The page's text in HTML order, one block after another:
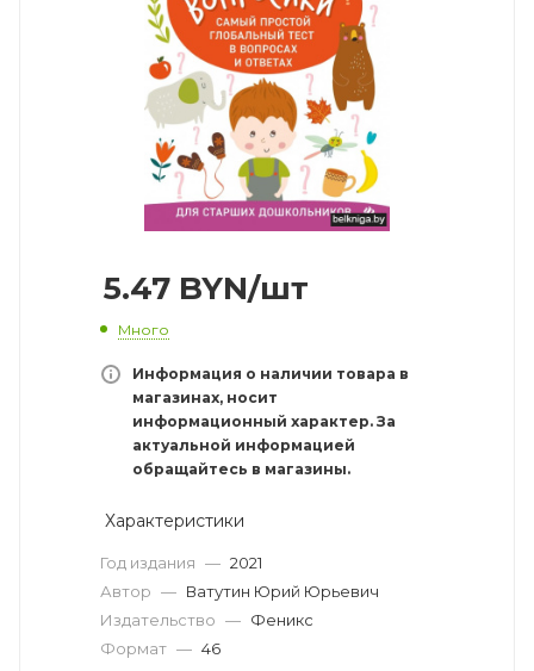
5.47 BYN/шт
Много
Информация о наличии товара в
магазинах, носит
информационный характер. За
актуальной информацией
обращайтесь в магазины.
Характеристики
Год издания — 2021
Автор — Ватутин Юрий Юрьевич
Издательство — Феникс
Формат — 46